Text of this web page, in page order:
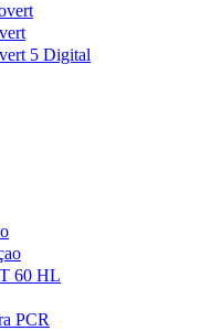
5 Digital
60 HL
PCR